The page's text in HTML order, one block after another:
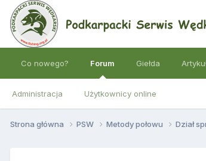
Co nowego? Forum
Administracja Użytkownicy online
Giełda
Strona główna PSW Metody połowu Dział